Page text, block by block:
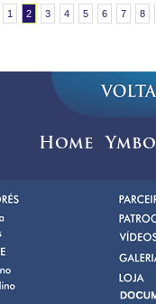
1 2 3 4 5 6 7 8
Home